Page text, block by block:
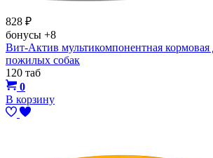
828 ₽
бонусы +8
Вит-Актив мультикомпонентная кормовая
пожилых собак
120 таб
0
В корзину